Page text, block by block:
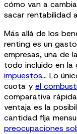
cómo van a
sacar rentabilidad
Más allá de los
renting es un
empresas, una de
todo incluido en la
impuestos… Lo
cuota y el
comparativa
ventaja es la
cantidad fija
preocupaciones